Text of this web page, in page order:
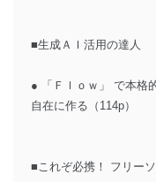
■生成ＡＩ活用の達人
● 「Ｆｌｏｗ」 で本格
自在に作る（114p）
■これぞ必携！ フリー